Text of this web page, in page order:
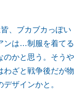
、ブカブカっぽい
ンは…制服を着てる
のかと思う。そうや
わざと戦争後だが物
ザインかと。